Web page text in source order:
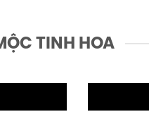
TINH HOA